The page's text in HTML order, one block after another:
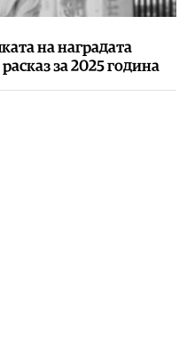
на наградата
за 2025 година